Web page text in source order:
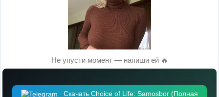
Не упусти момент — напиши ей 🔥
Скачать Choice of Life: Samosbor (Полная